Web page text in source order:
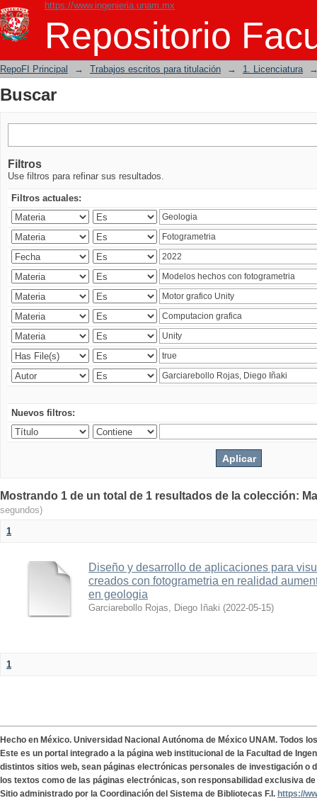
https://www.ingenieria.unam.mx
Repositorio
Buscar
RepoFI Principal → Trabajos escritos para titulación → 1. Licenciatura
Buscar
Filtros
Use filtros para refinar sus resultados.
Filtros actuales:
Nuevos filtros:
Mostrando 1 de un total de 1 resultados de la colección:
segundos)
1
Diseño y desarrollo de aplicaciones para
creados con fotogrametria en realidad
en geologia
Garciarebollo Rojas, Diego Iñaki (2022-05-15)
1
Hecho en México. Universidad Nacional Autónoma de México UNAM. Todos
Este es un portal integrado a la página web institucional de la Facultad de
distintos sitios web, sean páginas electrónicas personales de investigación o
los textos como de las páginas electrónicas, son responsabilidad exclusiva
Sitio administrado por la Coordinación del Sistema de Bibliotecas F.I. https://